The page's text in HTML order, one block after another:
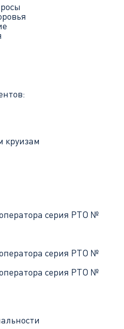
круизам
серия РТО №
серия РТО №
серия РТО №